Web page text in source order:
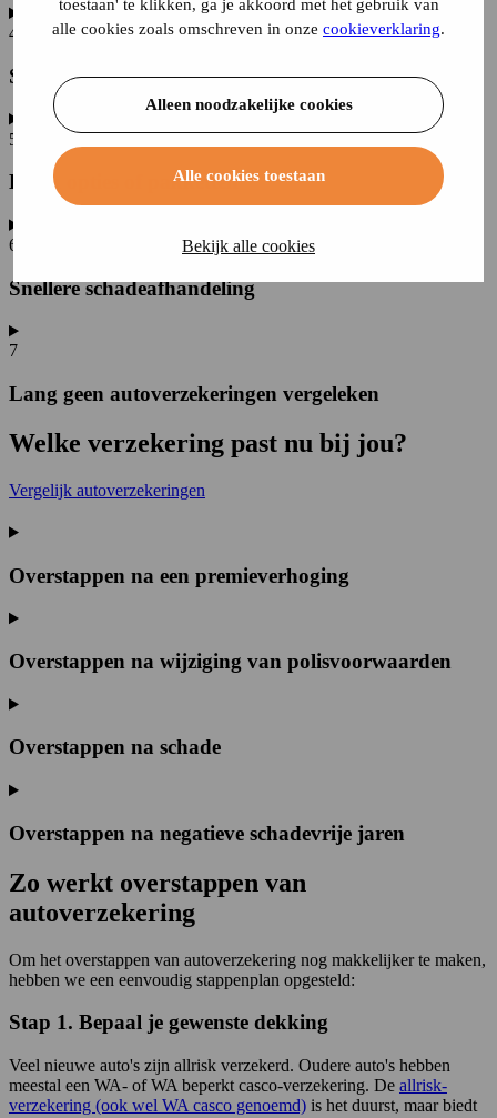
toestaan' te klikken, ga je akkoord met het gebruik van
alle cookies zoals omschreven in onze cookieverklaring.
Alleen noodzakelijke cookies
Alle cookies toestaan
Bekijk alle cookies
4
Situaties veranderen
5
Extra opties of pakketten
6
Snellere schadeafhandeling
7
Lang geen autoverzekeringen vergeleken
Welke verzekering past nu bij jou?
Vergelijk autoverzekeringen
Overstappen na een premieverhoging
Overstappen na wijziging van polisvoorwaarden
Overstappen na schade
Overstappen na negatieve schadevrije jaren
Zo werkt overstappen van
autoverzekering
Om het overstappen van autoverzekering nog makkelijker te maken,
hebben we een eenvoudig stappenplan opgesteld:
Stap 1. Bepaal je gewenste dekking
Veel nieuwe auto's zijn allrisk verzekerd. Oudere auto's hebben
meestal een WA- of WA beperkt casco-verzekering. De allrisk-
verzekering (ook wel WA casco genoemd) is het duurst, maar biedt